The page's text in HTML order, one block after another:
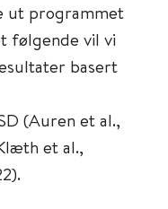
ut programmet
følgende vil vi
basert
(Auren et al.,
et al.,